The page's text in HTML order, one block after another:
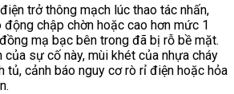
trở thông mạch lúc thao tác nhấn,
động chập chờn hoặc cao hơn mức 1
mạ bạc bên trong đã bị rỗ bề mặt.
của sự cố này, mùi khét của nhựa cháy
tủ, cảnh báo nguy cơ rò rỉ điện hoặc hỏa